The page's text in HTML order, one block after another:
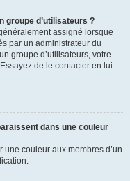
groupe d’utilisateurs ?
assigné lorsque
par un administrateur du
groupe d’utilisateurs, votre
de le contacter en lui
dans une couleur
couleur aux membres d’un